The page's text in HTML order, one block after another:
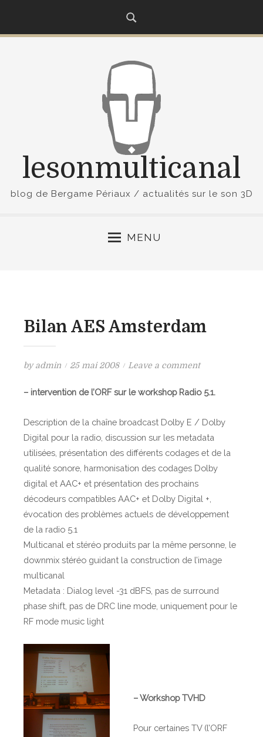
i
lesonmulticanal
blog de Bergame Périaux / actualités sur le son 3D
MENU
Bilan AES Amsterdam
byadmin
P
s
e
d
o
n
25 mai 2008 Leave a commento
B
a
n
A
S
A
s
– intervention de l’ORF sur le workshop Radio 5.1.
Description de la chaîne broadcast Dolby E / Dolby
Digital pour la radio, discussion sur les metadata
utilisées, présentation des différents codages et de la
qualité sonore, harmonisation des codages Dolby
digital et AAC+ et présentation des prochains
décodeurs compatibles AAC+ et Dolby Digital +,
évocation des problèmes actuels de développement
de la radio 5.1
Multicanal et stéréo produits par la même personne, le
downmix stéréo guidant la construction de l’image
multicanal
Metadata : Dialog level -31 dBFS, pas de surround
phase shift, pas de DRC line mode, uniquement pour le
RF mode music light
– Workshop TVHD
Pour certaines TV (l’ORF